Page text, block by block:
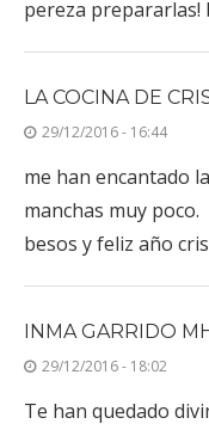
pereza prepararlas!
LA COCINA DE
29/12/2016 - 16:44
me han encantado
manchas muy poco.
besos y feliz año
INMA GARRIDO
29/12/2016 - 18:02
Te han quedado